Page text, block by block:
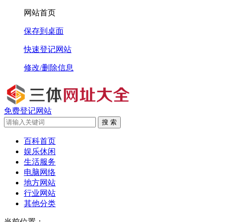
网站首页
保存到桌面
快速登记网站
修改/删除信息
免费登记网站
搜 索
百科首页
娱乐休闲
生活服务
电脑网络
地方网站
行业网站
其他分类